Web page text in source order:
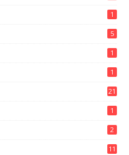
1
5
1
1
21
1
2
11